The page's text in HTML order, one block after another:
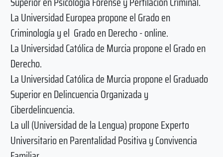
La Universidad Europea propone el Grado en
Criminología y el Grado en Derecho - online.
La Universidad Católica de Murcia propone el Grado en
Derecho.
La Universidad Católica de Murcia propone el Graduado
Superior en Delincuencia Organizada y
Ciberdelincuencia.
La ull (Universidad de la Lengua) propone Experto
Universitario en Parentalidad Positiva y Convivencia